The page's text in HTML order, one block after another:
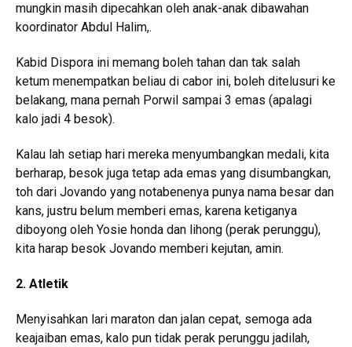
mungkin masih dipecahkan oleh anak-anak dibawahan
koordinator Abdul Halim,.
Kabid Dispora ini memang boleh tahan dan tak salah
ketum menempatkan beliau di cabor ini, boleh ditelusuri ke
belakang, mana pernah Porwil sampai 3 emas (apalagi
kalo jadi 4 besok).
Kalau lah setiap hari mereka menyumbangkan medali, kita
berharap, besok juga tetap ada emas yang disumbangkan,
toh dari Jovando yang notabenenya punya nama besar dan
kans, justru belum memberi emas, karena ketiganya
diboyong oleh Yosie honda dan lihong (perak perunggu),
kita harap besok Jovando memberi kejutan, amin.
2. Atletik
Menyisahkan lari maraton dan jalan cepat, semoga ada
keajaiban emas, kalo pun tidak perak perunggu jadilah,